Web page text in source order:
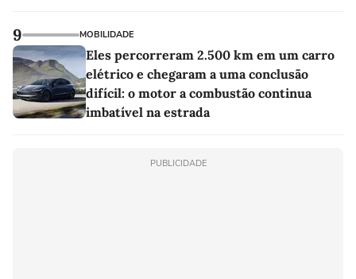
9 MOBILIDADE
Eles percorreram 2.500 km em um carro
elétrico e chegaram a uma conclusão
difícil: o motor a combustão continua
imbatível na estrada
PUBLICIDADE